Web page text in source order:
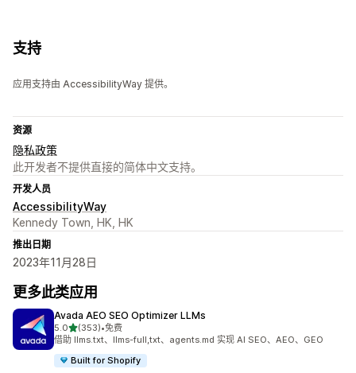
支持
应用支持由 AccessibilityWay 提供。
资源
隐私政策
此开发者不提供直接的简体中文支持。
开发人员
AccessibilityWay
Kennedy Town, HK, HK
推出日期
2023年11月28日
更多此类应用
Avada AEO SEO Optimizer LLMs
5.0星（满分 5 星）
(353)
总共 353 条评论
•免费
借助 llms.txt、llms-full,txt、agents.md 实现 AI SEO、AEO、GEO
Built for Shopify